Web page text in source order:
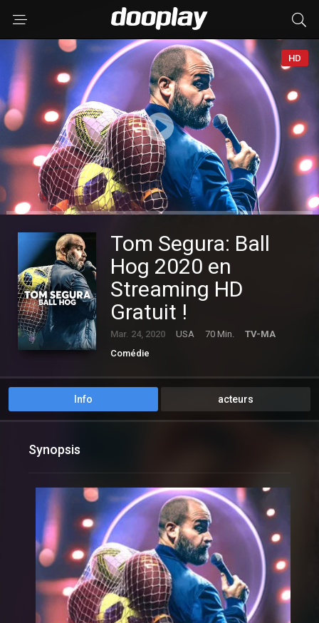
HD
Tom Segura: Ball
Hog 2020 en
Streaming HD
Gratuit !
Mar. 24, 2020 USA 70 Min.
TV-MA
Comédie
Info acteurs
Synopsis